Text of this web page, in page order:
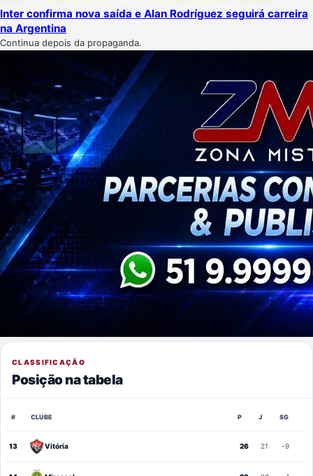
Inter confirma nova saída e Alan Rodríguez seguirá carreira
na Argentina
Continua depois da propaganda.
CLASSIFICAÇÃO
Posição na tabela
# CLUBE P J SG
13 Vitória 26 21 -9